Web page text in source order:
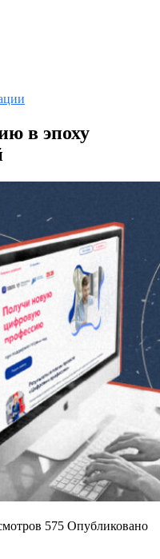
в эпоху
575 Опубликовано